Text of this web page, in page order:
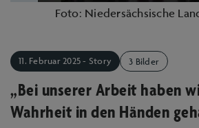
Foto: Niedersächsische
11. Februar 2025 - Story 3 Bilder
„Bei unserer Arbeit haben
Wahrheit in den Händen